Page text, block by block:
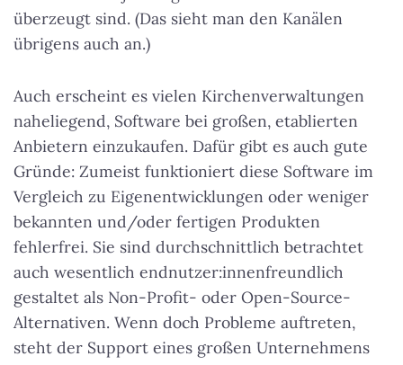
überzeugt sind. (Das sieht man den Kanälen
übrigens auch an.)
Auch erscheint es vielen Kirchenverwaltungen
naheliegend, Software bei großen, etablierten
Anbietern einzukaufen. Dafür gibt es auch gute
Gründe: Zumeist funktioniert diese Software im
Vergleich zu Eigenentwicklungen oder weniger
bekannten und/oder fertigen Produkten
fehlerfrei. Sie sind durchschnittlich betrachtet
auch wesentlich endnutzer:innenfreundlich
gestaltet als Non-Profit- oder Open-Source-
Alternativen. Wenn doch Probleme auftreten,
steht der Support eines großen Unternehmens